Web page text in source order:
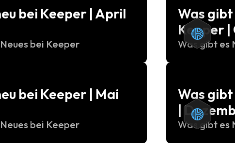
bei Keeper | April
bei Keeper
Was gibt
Keeper
Was gibt es
bei Keeper | Mai
bei Keeper
Was gibt
|
Was gibt es